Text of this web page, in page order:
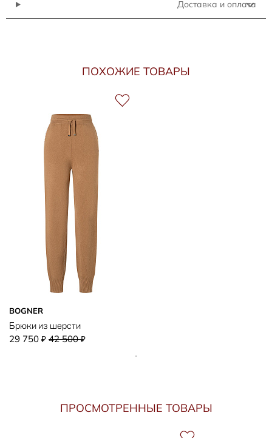
Доставка и оплата
ПОХОЖИЕ ТОВАРЫ
BOGNER
Брюки из шерсти
29 750 ₽ 42 500₽
ПРОСМОТРЕННЫЕ ТОВАРЫ